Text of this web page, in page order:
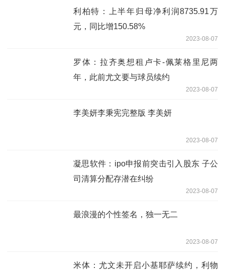
利柏特：上半年归母净利润8735.91万
元，同比增150.58%
2023-08-07
罗体：拉齐奥想租卢卡-佩莱格里尼两
年，此前尤文要与球员续约
2023-08-07
李美妍李秉宪完整版 李美妍
2023-08-07
凝思软件：ipo申报前突击引入股东 子公
司清算分配存潜在纠纷
2023-08-07
最浪漫的个性签名，独一无二
2023-08-07
米体：尤文未开启小基耶萨续约，利物